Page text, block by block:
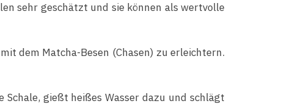
sehr geschätzt und sie können als wertvolle
dem Matcha-Besen (Chasen) zu erleichtern.
gießt heißes Wasser dazu und schlägt